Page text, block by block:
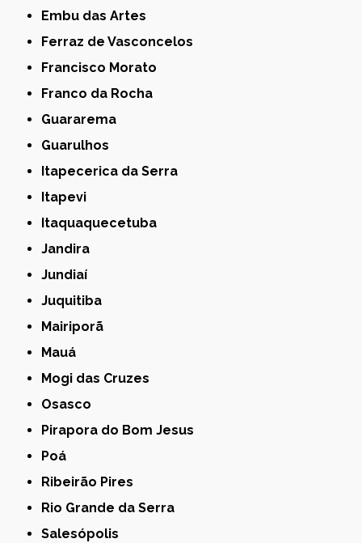
Embu das Artes
Ferraz de Vasconcelos
Francisco Morato
Franco da Rocha
Guararema
Guarulhos
Itapecerica da Serra
Itapevi
Itaquaquecetuba
Jandira
Jundiaí
Juquitiba
Mairiporã
Mauá
Mogi das Cruzes
Osasco
Pirapora do Bom Jesus
Poá
Ribeirão Pires
Rio Grande da Serra
Salesópolis